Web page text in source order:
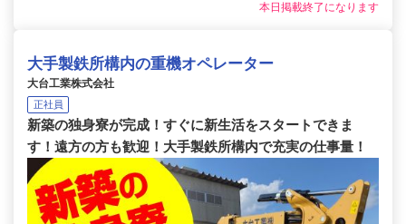
本日掲載終了になります
大手製鉄所構内の重機オペレーター
大台工業株式会社
正社員
新築の独身寮が完成！すぐに新生活をスタートできま
す！遠方の方も歓迎！大手製鉄所構内で充実の仕事量！